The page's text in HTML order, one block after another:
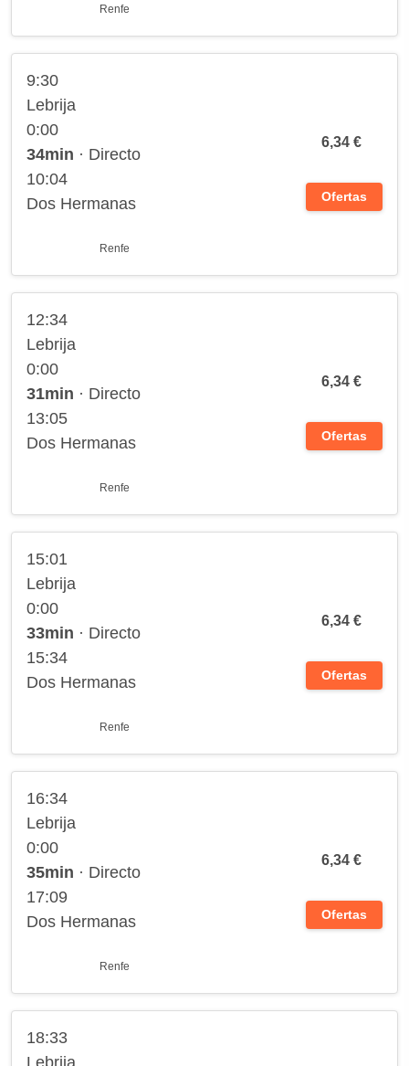
Renfe
9:30
Lebrija
0:00
34min · Directo
10:04
Dos Hermanas
Renfe
6,34 €
Ofertas
12:34
Lebrija
0:00
31min · Directo
13:05
Dos Hermanas
Renfe
6,34 €
Ofertas
15:01
Lebrija
0:00
33min · Directo
15:34
Dos Hermanas
Renfe
6,34 €
Ofertas
16:34
Lebrija
0:00
35min · Directo
17:09
Dos Hermanas
Renfe
6,34 €
Ofertas
18:33
Lebrija